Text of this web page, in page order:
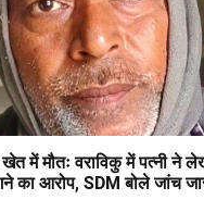
खेत में मौतः वराविकु में पत्नी ने
का आरोप, SDM बोले जांच